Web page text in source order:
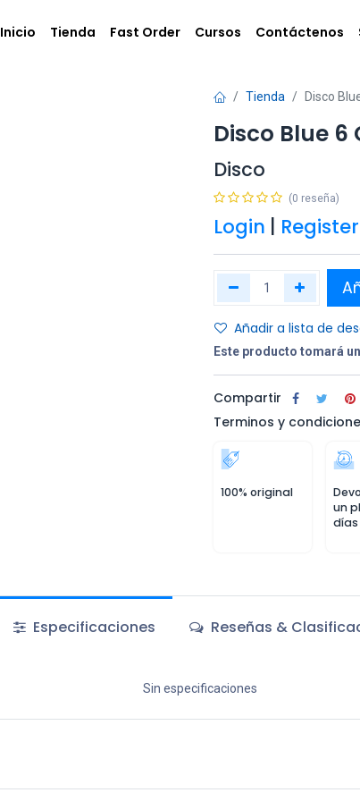
Inicio Tienda Fast Order Cursos Contáctenos
Tienda Disco
Disco Blue 6
Disco
(0 reseña)
Login Register
Añadir a lista de
Este producto tomará
Compartir
Terminos y
100% original
un
días
Especificaciones Reseñas &
Sin especificaciones